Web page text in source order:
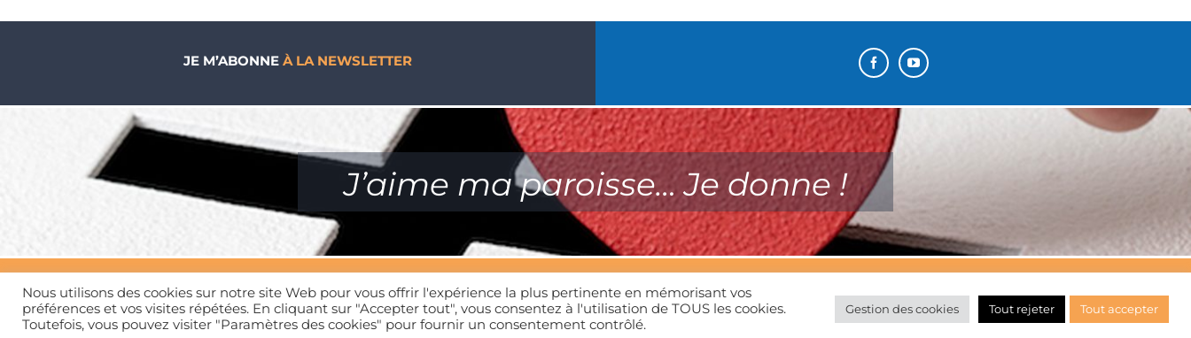
JE M’ABONNE À LA NEWSLETTER
J’aime ma paroisse… Je donne !
Mentions légales| Tous droits réservés | 01 39 65 01 82
Nous utilisons des cookies sur notre site Web pour vous offrir l'expérience la plus pertinente en mémorisant vos
préférences et vos visites répétées. En cliquant sur "Accepter tout", vous consentez à l'utilisation de TOUS les cookies.
Toutefois, vous pouvez visiter "Paramètres des cookies" pour fournir un consentement contrôlé.
Gestion des cookies Tout rejeter Tout accepter